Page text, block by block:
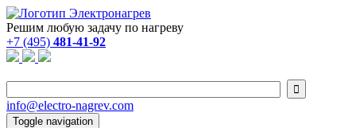
Решим любую задачу по нагреву
+7 (495) 481-41-92

info@electro-nagrev.com
Toggle navigation